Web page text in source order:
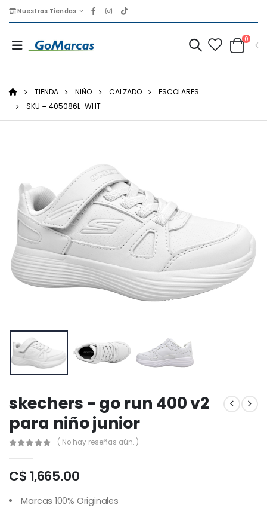
Nuestras Tiendas
0
TIENDA NIÑO CALZADO
ESCOLARES
SKU = 405086L-WHT
skechers - go run 400 v2
para niño junior
( No hay reseñas aún. )
C$ 1,665.00
Marcas 100% Originales